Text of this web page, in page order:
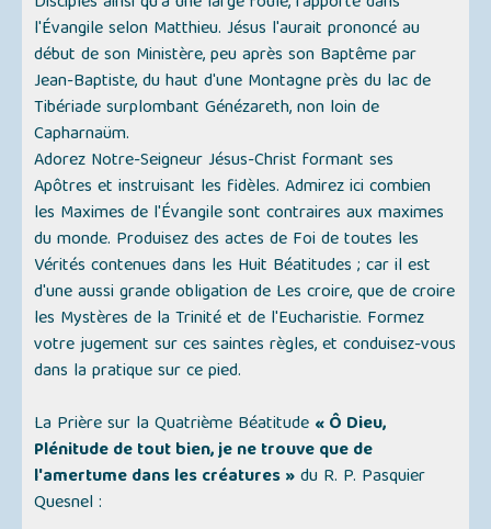
l'Évangile selon Matthieu. Jésus l'aurait prononcé au
début de son Ministère, peu après son Baptême par
Jean-Baptiste, du haut d'une Montagne près du lac de
Tibériade surplombant Génézareth, non loin de
Capharnaüm.
Adorez Notre-Seigneur Jésus-Christ formant ses
Apôtres et instruisant les fidèles. Admirez ici combien
les Maximes de l'Évangile sont contraires aux maximes
du monde. Produisez des actes de Foi de toutes les
Vérités contenues dans les Huit Béatitudes ; car il est
d'une aussi grande obligation de Les croire, que de croire
les Mystères de la Trinité et de l'Eucharistie. Formez
votre jugement sur ces saintes règles, et conduisez-vous
dans la pratique sur ce pied.
La Prière sur la Quatrième Béatitude « Ô Dieu,
Plénitude de tout bien, je ne trouve que de
l'amertume dans les créatures »du R. P. Pasquier
Quesnel :